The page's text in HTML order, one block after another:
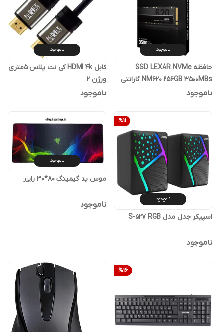
ناموجود
حافظه SSD LEXAR NVMe
NM620 256GB 3500MBs گارانتی
آواژنگ
ناموجود
ناموجود
کابل HDMI 4k کی نت پلاس 5متری
ورژن 2
ناموجود
%11
ناموجود
اسپیکر جدل مدل S-527 RGB
ناموجود
ناموجود
موس پد گیمینگ 80*30 رایزر
ناموجود
%16